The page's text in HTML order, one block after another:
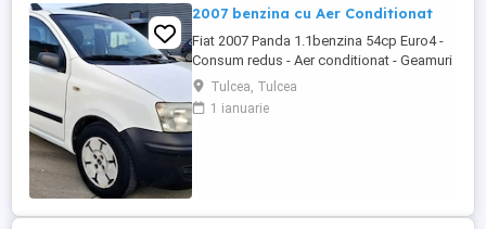
2007 benzina cu Aer Conditionat
Fiat 2007 Panda 1.1benzina 54cp Euro4 -
Consum redus - Aer conditionat - Geamuri
electrice - Oglinzile reglabile - Sistem
ftanare ABS - Airbaguri frontale - Radio CD
cu MP3 - Anvelope de iarna M+S -
Tulcea, Tulcea
1 ianuarie